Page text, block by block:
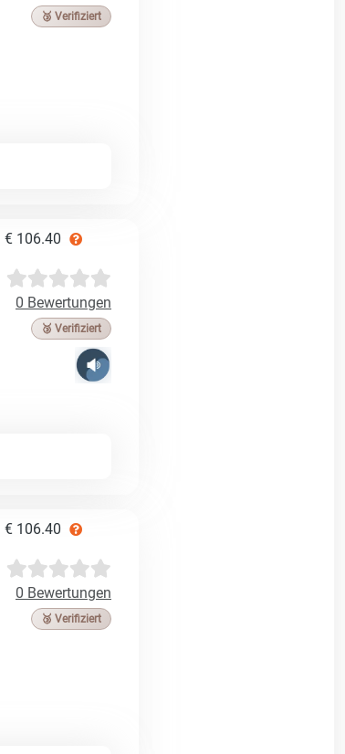
🥉 Verifiziert
€ 106.40
0 Bewertungen
🥉 Verifiziert
€ 106.40
0 Bewertungen
🥉 Verifiziert